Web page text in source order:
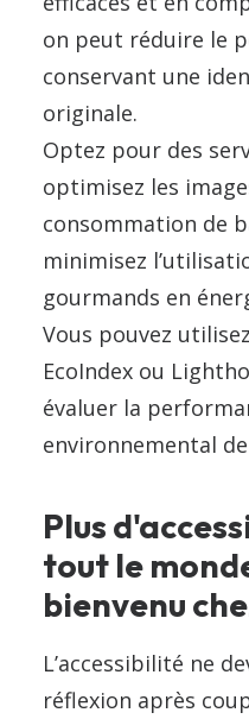
on peut réduire le
conservant une
originale.
Optez pour des
optimisez les
consommation de
minimisez
gourmands en
Vous pouvez
EcoIndex ou
évaluer la
environnemental
Plus
tout le
bienvenu
L’accessibilité ne
réflexion après